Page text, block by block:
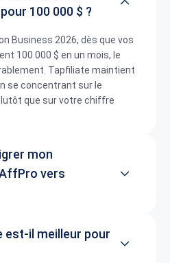
100 000 $ ?
Business 2026, dès que vos
100 000 $ en un mois, le
Tapfiliate maintient
se concentrant sur le
que sur votre chiffre
mon
vers
est-il meilleur pour